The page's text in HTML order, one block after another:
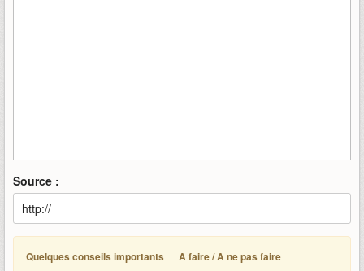
Source :
Quelques conseils importants A faire / A ne pas faire